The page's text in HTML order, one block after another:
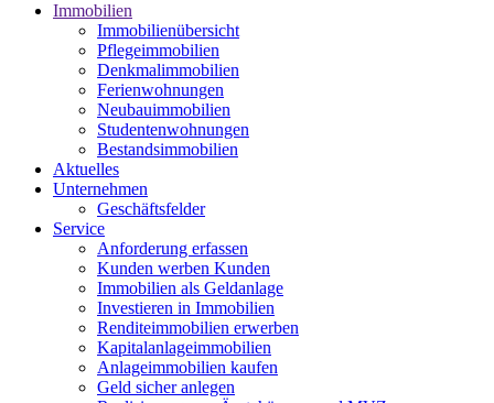
Immobilien
Immobilienübersicht
Pflegeimmobilien
Denkmalimmobilien
Ferienwohnungen
Neubauimmobilien
Studentenwohnungen
Bestandsimmobilien
Aktuelles
Unternehmen
Geschäftsfelder
Service
Anforderung erfassen
Kunden werben Kunden
Immobilien als Geldanlage
Investieren in Immobilien
Renditeimmobilien erwerben
Kapitalanlageimmobilien
Anlageimmobilien kaufen
Geld sicher anlegen